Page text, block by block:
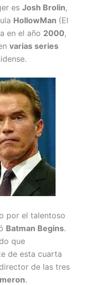
esJosh Brolin,
HollowMan (El
en el año 2000,
varias series
por el talentoso
Batman Begins.
que
de esta cuarta
de las tres
.